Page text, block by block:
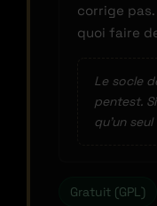
corrige pas.
quoi faire
Le socle
pentest.
qu’un
Gratuit (GPL)